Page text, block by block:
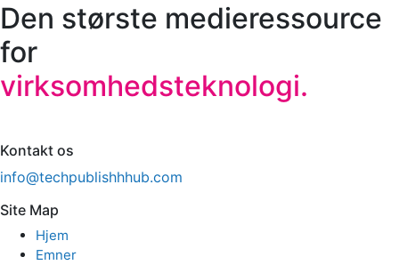
Den største medieressource
for
virksomhedsteknologi.
Kontakt os
info@techpublishhhub.com
Site Map
Hjem
Emner